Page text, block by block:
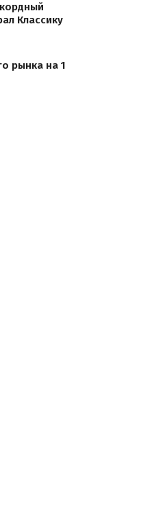
Классику
рынка на 1